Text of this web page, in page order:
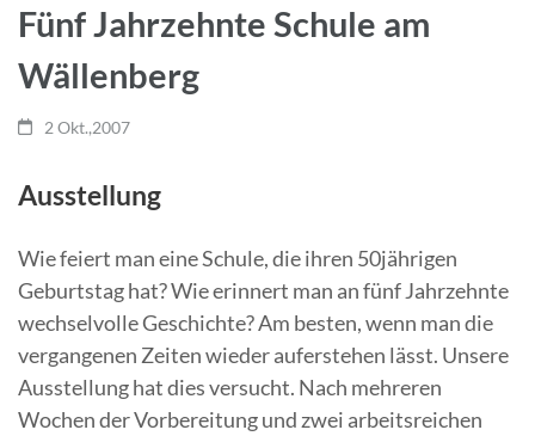
Fünf Jahrzehnte Schule am
Wällenberg
2 Okt.,2007
Ausstellung
Wie feiert man eine Schule, die ihren 50jährigen
Geburtstag hat? Wie erinnert man an fünf Jahrzehnte
wechselvolle Geschichte? Am besten, wenn man die
vergangenen Zeiten wieder auferstehen lässt. Unsere
Ausstellung hat dies versucht. Nach mehreren
Wochen der Vorbereitung und zwei arbeitsreichen